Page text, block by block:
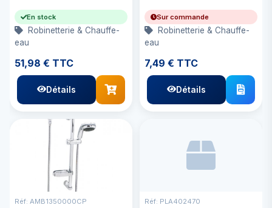
En stock
Robinetterie & Chauffe-
eau
51,98 € TTC
Détails
Sur commande
Robinetterie & Chauffe-
eau
7,49 € TTC
Détails
Réf: AMB1350000CP Réf: PLA402470